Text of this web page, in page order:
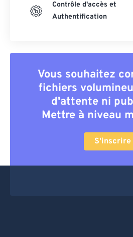
Contrôle d'accès et
Authentification
Vous souhaitez
fichiers
d'attente ni
Mettre à niveau
S'inscrire